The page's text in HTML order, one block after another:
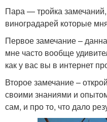
Пара — тройка
виноградарей которые
Первое замечание –
мне часто вообще
как у вас вы в интернет
Второе замечание –
своими знаниями и
сам, и про то, что дало